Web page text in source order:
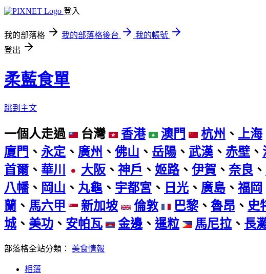
登入
我的部落格 我的部落格後台
我的帳號
登出
柔藍食單
跳到主文
一個人走過 台灣 香港 澳門 杭州 、 上海
廈門 、 永定 、 廣州 、 佛山 、 岳陽 、 武漢 、 赤壁 、
首爾、 華川 大阪 、 神戶 、 姬路、 伊賀 、 奈良 、
八幡 、 岡山 、 丸龜 、 宇都宮 、 日光 、 廣島 、 福岡
蘭 、 馬六甲 新加坡 倫敦 巴黎、 魯昂 、 史
城、 美功 、 安帕瓦 金邊 、 暹粒 馬尼拉 、 長
部落格全站分類： 美食情報
相簿